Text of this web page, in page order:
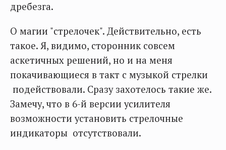
дребезга.
О магии "стрелочек". Действительно, есть
такое. Я, видимо, сторонник совсем
аскетичных решений, но и на меня
покачивающиеся в такт с музыкой стрелки
подействовали. Сразу захотелось такие же.
Замечу, что в 6-й версии усилителя
возможности установить стрелочные
индикаторы отсутствовали.